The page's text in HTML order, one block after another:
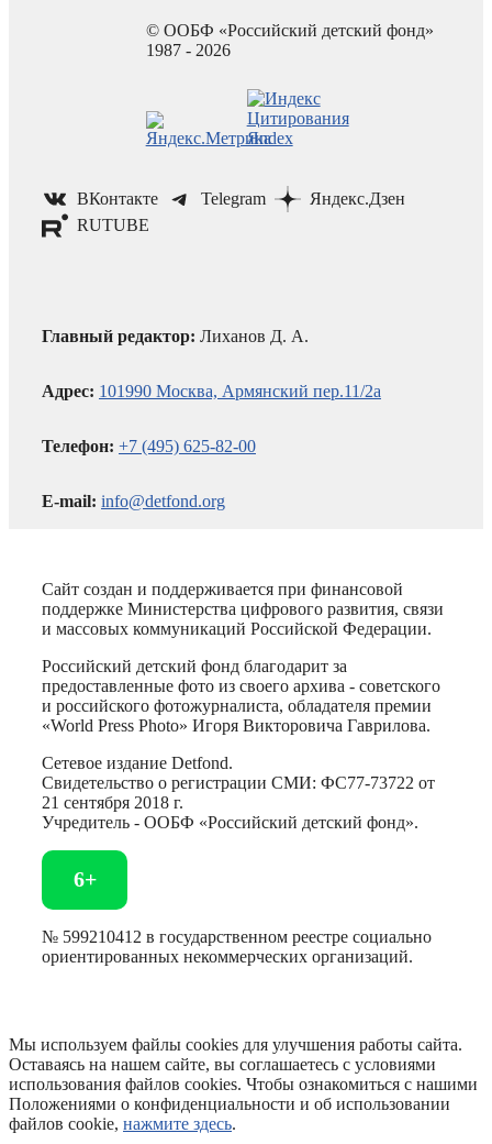
© ООБФ «Российский детский фонд»
1987 - 2026
ВКонтакте Telegram
Яндекс.Дзен
RUTUBE
Главный редактор: Лиханов Д. А.
Адрес: 101990 Москва, Армянский пер.11/2а
Телефон: +7 (495) 625-82-00
E-mail: info@detfond.org
Сайт создан и поддерживается при финансовой
поддержке Министерства цифрового развития, связи
и массовых коммуникаций Российской Федерации.
Российский детский фонд благодарит за
предоставленные фото из своего архива - советского
и российского фотожурналиста, обладателя премии
«World Press Photo» Игоря Викторовича Гаврилова.
Сетевое издание Detfond.
Свидетельство о регистрации СМИ: ФС77-73722 от
21 сентября 2018 г.
Учредитель - ООБФ «Российский детский фонд».
6+
№ 599210412 в государственном реестре социально
ориентированных некоммерческих организаций.
Мы используем файлы cookies для улучшения работы сайта.
Оставаясь на нашем сайте, вы соглашаетесь с условиями
использования файлов cookies. Чтобы ознакомиться с нашими
Положениями о конфиденциальности и об использовании
файлов cookie, нажмите здесь.